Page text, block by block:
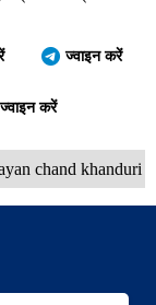
ज्वाइन करें
ज्वाइन करें
chand khanduri